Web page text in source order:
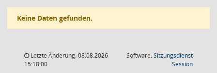
Keine Daten gefunden.
Letzte Änderung: 08.08.2026
15:18:00
Software:Sitzungsdienst
Session(Wird in